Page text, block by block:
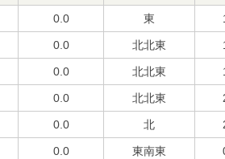
0.0 東
0.0 北北東
0.0 北北東
0.0 北北東
0.0 北
0.0 東南東